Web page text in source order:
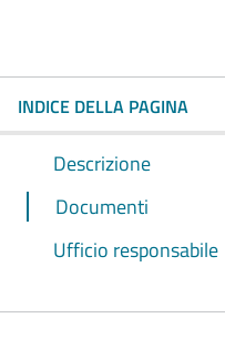
INDICE DELLA PAGINA
Descrizione
Documenti
Ufficio responsabile